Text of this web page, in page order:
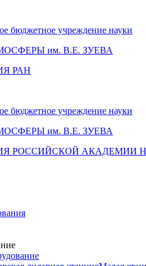
бюджетное учреждение науки
им. В.Е. ЗУЕВА
РАН
бюджетное учреждение науки
им. В.Е. ЗУЕВА
РОССИЙСКОЙ АКАДЕМИИ